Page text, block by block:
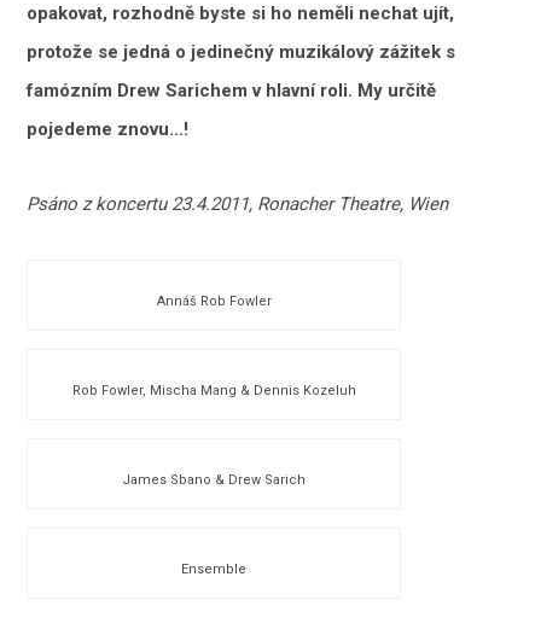
opakovat, rozhodně byste si ho neměli nechat ujít,
protože se jedná o jedinečný muzikálový zážitek s
famózním Drew Sarichem v hlavní roli. My určitě
pojedeme znovu…!
Psáno z koncertu 23.4.2011, Ronacher Theatre, Wien
Annáš Rob Fowler
Rob Fowler, Mischa Mang & Dennis Kozeluh
James Sbano & Drew Sarich
Ensemble